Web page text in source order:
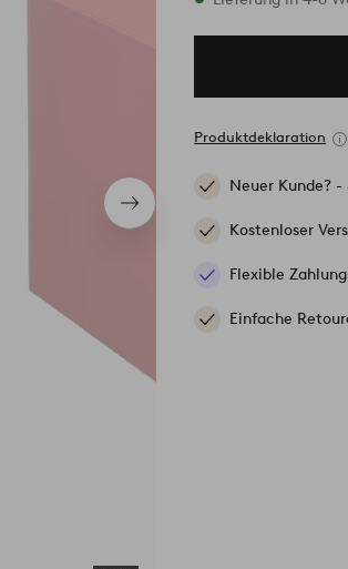
Nächstes
Produkt
Produktdeklaration
Neuer Kunde? -
Kostenloser
Flexible
Einfache